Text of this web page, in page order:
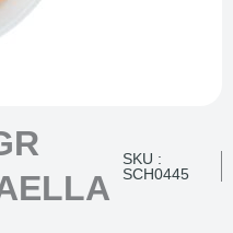
SKU :
SCH0445